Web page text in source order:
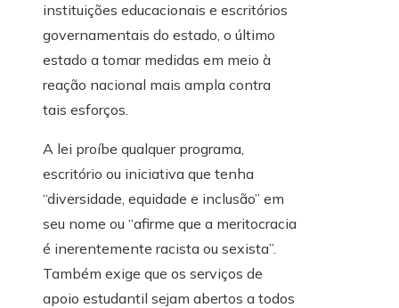
instituições educacionais e escritórios
governamentais do estado, o último
estado a tomar medidas em meio à
reação nacional mais ampla contra
tais esforços.
A lei proíbe qualquer programa,
escritório ou iniciativa que tenha
“diversidade, equidade e inclusão” em
seu nome ou “afirme que a meritocracia
é inerentemente racista ou sexista”.
Também exige que os serviços de
apoio estudantil sejam abertos a todos